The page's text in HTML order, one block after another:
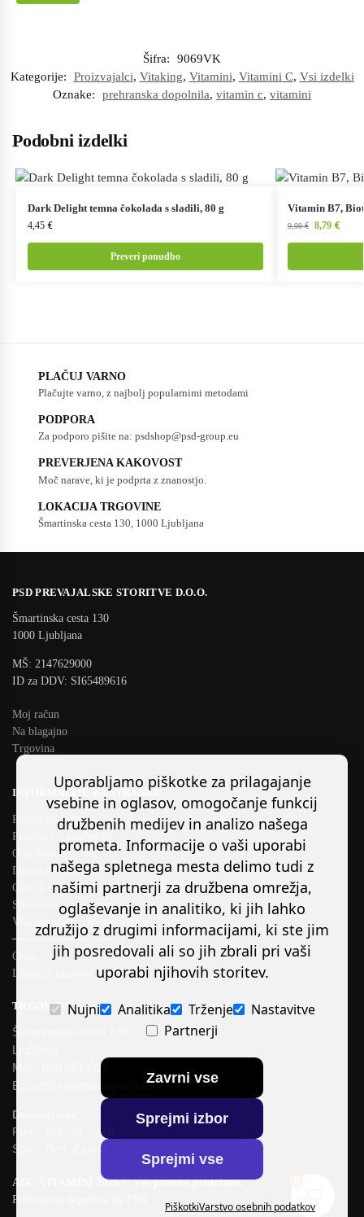
Šifra:
9069VK
Kategorije:
Proizvajalci, Vitaking, Vitamini, Vitamini C, Vsi izdelki
Oznake:
prehranska dopolnila, vitamin c, vitamini
Podobni izdelki
Dark Delight temna čokolada s sladili, 80 g
4,45 €
Preveri ponudbo
Vitamin B7,
9,99€ 8,79 €
PLAČUJ VARNO
Plačujte varno, z najbolj popularnimi metodami
PODPORA
Za podporo pišite na: psdshop@psd-group.eu
PREVERJENA KAKOVOST
Moč narave, ki je podprta z znanostjo.
LOKACIJA TRGOVINE
Šmartinska cesta 130, 1000 Ljubljana
PSD PREVAJALSKE STORITVE D.O.O.
Šmartinska cesta 130
1000 Ljubljana
MŠ: 2147629000
ID za DDV: SI65489616
Moj račun
Na blagajno
Trgovina
INFORMACIJE ZA STRANKE
Pogoji poslovanja
Pravilnik o zasebnosti
O piškotkih
Dostava in plačilo
Odstop od pogodbe/ preklic naročila
Spletno reševanje sporov
Vklopi razum, zahtevaj račun
────────────
O nas
Lokacije trgovine
TRGOVINA
Šmartinska cesta 130,
Ljubljana
Mob: 030 661 669
E: psdshop@psd-group.eu
Delovni čas:
Pon – Pet: 09 – 17h
Sob – Ned: Zaprto
ABC VITAMINI 2025 © Vse pravice pridržane.
Prehranska dopolnila by PSD
Uporabljamo piškotke za prilagajanje
vsebine in oglasov, omogočanje funkcij
družbenih medijev in analizo našega
prometa. Informacije o vaši uporabi
našega spletnega mesta delimo tudi z
našimi partnerji za družbena omrežja,
oglaševanje in analitiko, ki jih lahko
združijo z drugimi informacijami, ki ste jim
jih posredovali ali so jih zbrali pri vaši
uporabi njihovih storitev.
Nujni Analitika Trženje
Nastavitve
Partnerji
Zavrni vse
Sprejmi izbor
Sprejmi vse
PiškotkiVarstvo osebnih podatkov